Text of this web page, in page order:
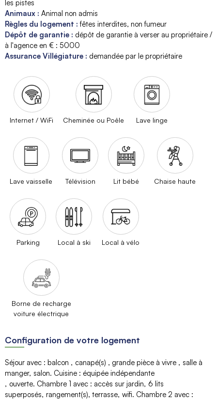
les pistes
Animaux : Animal non admis
Règles du logement : fêtes interdites non fumeur
Dépôt de garantie : dépôt de garantie à verser au propriétaire /
à l'agence en € : 5000
Assurance Villégiature : demandée par le propriétaire
Internet / WiFi Cheminée ou Poêle Lave linge
Lave vaisselle Télévision Lit bébé Chaise haute
Parking Local à ski Local à vélo
Borne de recharge
voiture électrique
Configuration de votre logement
Séjour avec : balcon canapé(s) grande pièce à vivre
salle à
manger salon Cuisine : équipée indépendante
ouverte Chambre 1 avec : accès sur jardin 6 lits
superposés rangement(s) terrasse wifi Chambre 2 avec :